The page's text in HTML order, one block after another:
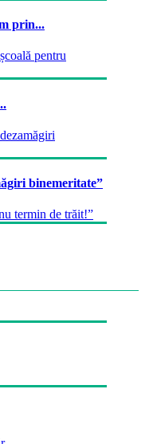
prin...
binemeritate”